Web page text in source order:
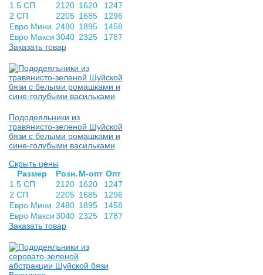
1.5 СП
2120 1620
1247
2 СП
2205 1685
1296
Евро Мини 2480 1895
1458
Евро Макси3040 2325
1787
Заказать товар
Пододеяльники из
травянисто-зеленой Шуйской
бязи с белыми ромашками и
сине-голубыми васильками
Скрыть цены
Раз­мер
Розн. М-опт Опт
1.5 СП
2120 1620
1247
2 СП
2205 1685
1296
Евро Мини 2480 1895
1458
Евро Макси3040 2325
1787
Заказать товар